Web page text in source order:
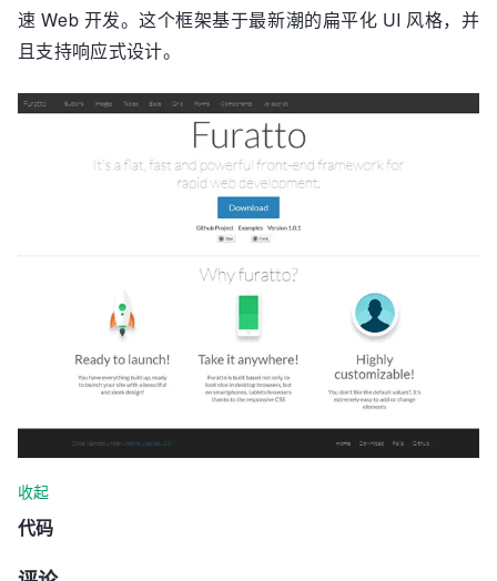
速 Web 开发。这个框架基于最新潮的扁平化 UI 风格，并
且支持响应式设计。
收起
代码